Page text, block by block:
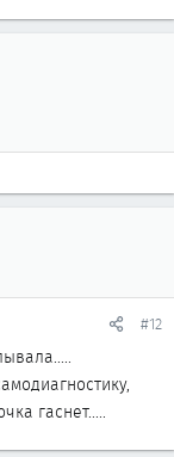
#12
гаснет.....